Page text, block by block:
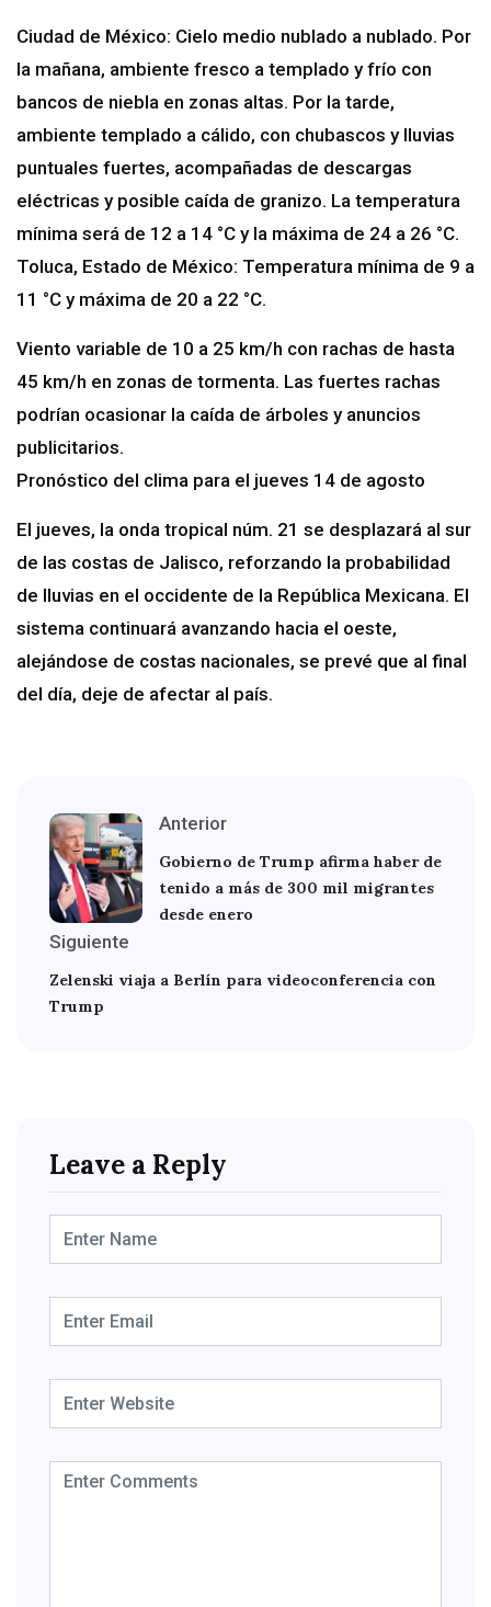
Ciudad de México: Cielo medio nublado a nublado. Por
la mañana, ambiente fresco a templado y frío con
bancos de niebla en zonas altas. Por la tarde,
ambiente templado a cálido, con chubascos y lluvias
puntuales fuertes, acompañadas de descargas
eléctricas y posible caída de granizo. La temperatura
mínima será de 12 a 14 °C y la máxima de 24 a 26 °C.
Toluca, Estado de México: Temperatura mínima de 9 a
11 °C y máxima de 20 a 22 °C.
Viento variable de 10 a 25 km/h con rachas de hasta
45 km/h en zonas de tormenta. Las fuertes rachas
podrían ocasionar la caída de árboles y anuncios
publicitarios.
Pronóstico del clima para el jueves 14 de agosto
El jueves, la onda tropical núm. 21 se desplazará al sur
de las costas de Jalisco, reforzando la probabilidad
de lluvias en el occidente de la República Mexicana. El
sistema continuará avanzando hacia el oeste,
alejándose de costas nacionales, se prevé que al final
del día, deje de afectar al país.
Anterior
Gobierno de Trump afirma haber de
tenido a más de 300 mil migrantes
desde enero
Siguiente
Zelenski viaja a Berlín para videoconferencia con
Trump
Leave a Reply